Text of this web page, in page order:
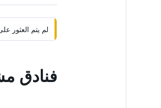
لم يتم العثور
فنادق